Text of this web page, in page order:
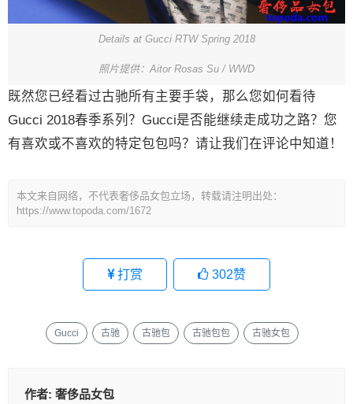
Details at Gucci RTW Spring 2018
照片提供：Aitor Rosas Su / WWD
既然您已经看过古驰所有主要手袋，那么您如何看待
Gucci 2018春季系列？Gucci是否能继续走成功之路？您
有喜欢或不喜欢的特定包包吗？请让我们在评论中知道！
本文来自网络，不代表奢侈品女包立场，转载请注明出处：
https://www.topoda.com/1672
打赏 302赞
Gucci 古驰 古驰包 古驰包包 古驰女包
作者: 奢侈品女包